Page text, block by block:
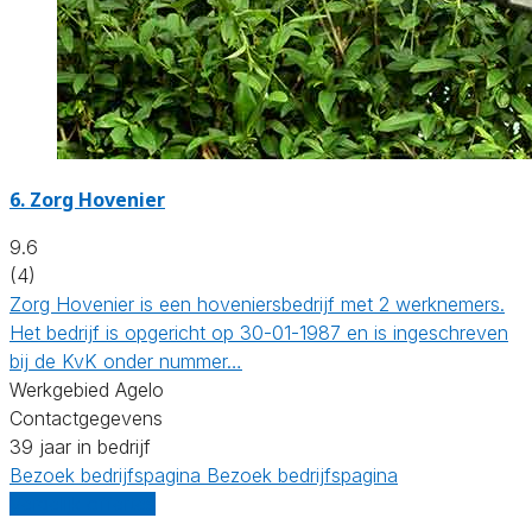
6. Zorg Hovenier
9.6
(4)
Zorg Hovenier is een hoveniersbedrijf met 2 werknemers.
Het bedrijf is opgericht op 30-01-1987 en is ingeschreven
bij de KvK onder nummer…
Werkgebied Agelo
Contactgegevens
39 jaar in bedrijf
Bezoek bedrijfspagina Bezoek bedrijfspagina